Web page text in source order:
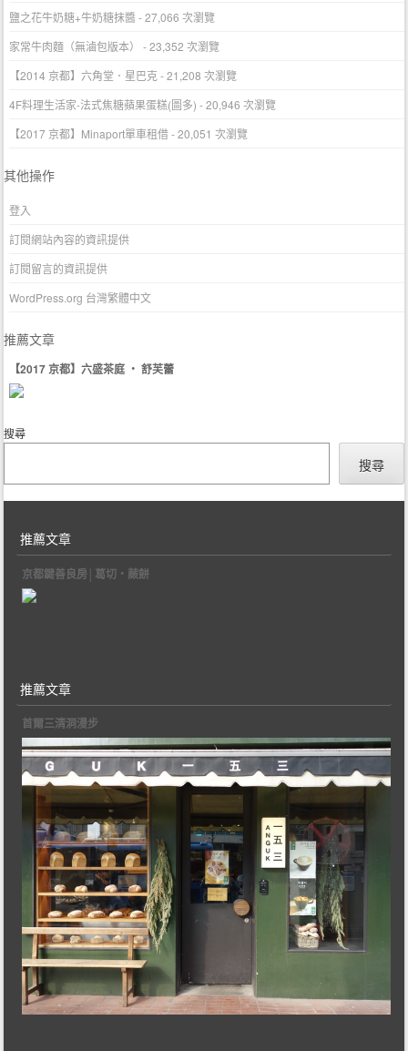
鹽之花牛奶糖+牛奶糖抹醬- 27,066 次瀏覽
家常牛肉麵（無滷包版本）
- 23,352 次瀏覽
【2014 京都】六角堂．星巴克- 21,208 次瀏覽
4F料理生活家-法式焦糖蘋果蛋糕(圖多) - 20,946 次瀏覽
【2017 京都】Minaport單車租借- 20,051 次瀏覽
其他操作
登入
訂閱網站內容的資訊提供
訂閱留言的資訊提供
WordPress.org 台灣繁體中文
推薦文章
【2017 京都】六盛茶庭 ‧ 舒芙蕾
搜尋
搜尋
推薦文章
京都鍵善良房│葛切‧蕨餅
推薦文章
首爾三清洞漫步